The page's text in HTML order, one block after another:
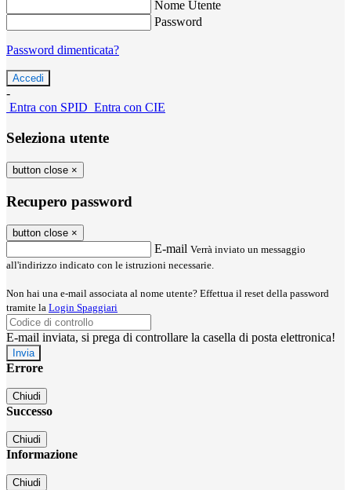
Nome Utente
Password
Password dimenticata?
-
Entra con SPID Entra con CIE
Seleziona utente
button close ×
Recupero password
button close ×
E-mail Verrà inviato un messaggio
all'indirizzo indicato con le istruzioni necessarie.
Non hai una e-mail associata al nome utente? Effettua il reset della password
tramite la Login Spaggiari
E-mail inviata, si prega di controllare la casella di posta elettronica!
Errore
Chiudi
Successo
Chiudi
Informazione
Chiudi